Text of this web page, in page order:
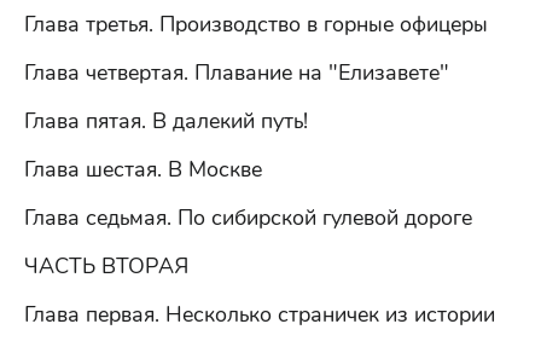
Глава третья. Производство в горные офицеры
Глава четвертая. Плавание на "Елизавете"
Глава пятая. В далекий путь!
Глава шестая. В Москве
Глава седьмая. По сибирской гулевой дороге
ЧАСТЬ ВТОРАЯ
Глава первая. Несколько страничек из истории